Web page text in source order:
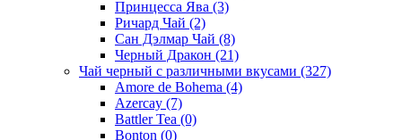
Принцесса Ява (3)
Ричард Чай (2)
Сан Дэлмар Чай (8)
Черный Дракон (21)
Чай черный с различными вкусами (327)
Amore de Bohema (4)
Azercay (7)
Battler Tea (0)
Bonton (0)